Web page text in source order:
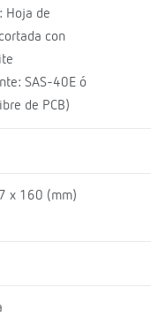
Hoja de
con
SAS-40E ó
de PCB)
x 160 (mm)